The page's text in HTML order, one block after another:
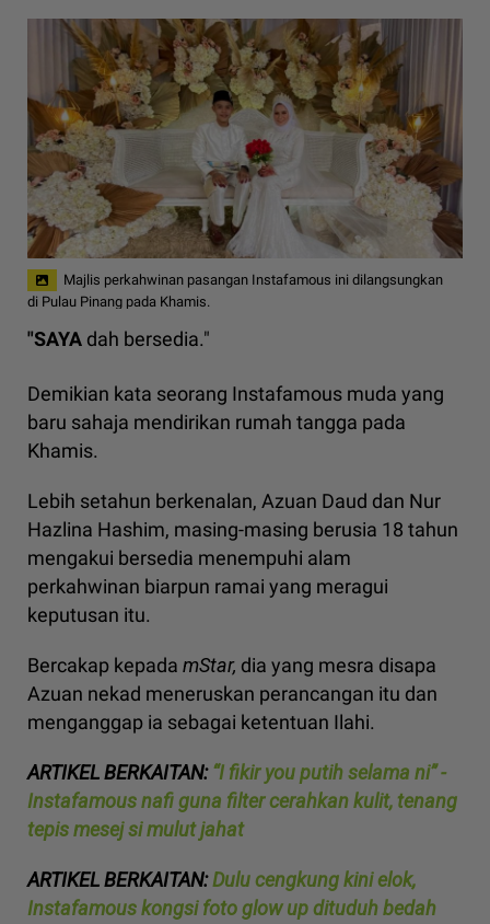
Majlis perkahwinan pasangan Instafamous ini dilangsungkan
di Pulau Pinang pada Khamis.
"SAYA dah bersedia."
Demikian kata seorang Instafamous muda yang
baru sahaja mendirikan rumah tangga pada
Khamis.
Lebih setahun berkenalan, Azuan Daud dan Nur
Hazlina Hashim, masing-masing berusia 18 tahun
mengakui bersedia menempuhi alam
perkahwinan biarpun ramai yang meragui
keputusan itu.
Bercakap kepada mStar, dia yang mesra disapa
Azuan nekad meneruskan perancangan itu dan
menganggap ia sebagai ketentuan Ilahi.
ARTIKEL BERKAITAN:“I fikir you putih selama ni” -
Instafamous nafi guna filter cerahkan kulit, tenang
tepis mesej si mulut jahat
ARTIKEL BERKAITAN:Dulu cengkung kini elok,
Instafamous kongsi foto glow up dituduh bedah